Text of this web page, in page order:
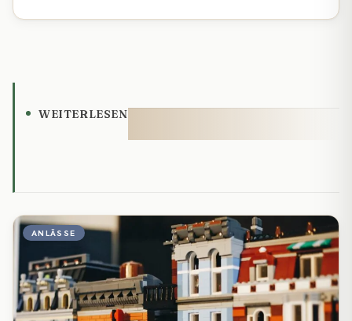
WEITERLESEN
ANLÄSSE